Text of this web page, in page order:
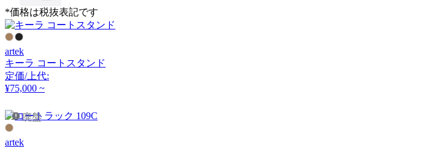
ヘイ
HIDA
ヒダ
*価格は税抜表記です
artek
キーラ コートスタンド
定価/上代:
¥75,000 ~
廃盤
artek